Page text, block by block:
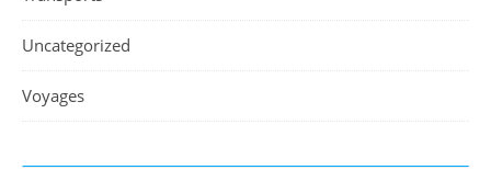
Uncategorized
Voyages